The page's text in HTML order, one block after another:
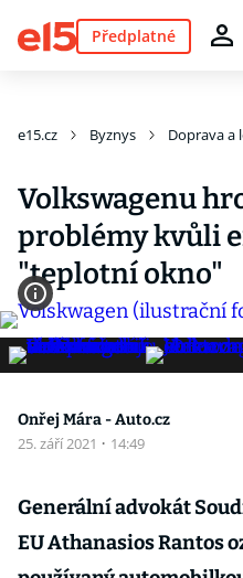
Předplatné
e15.cz Byznys Doprava a
Volkswagenu
problémy kvůli
"teplotní okno"
Onřej Mára - Auto.cz
25. září 2021 · 14:49
Generální advokát
EU Athanasios Rantos